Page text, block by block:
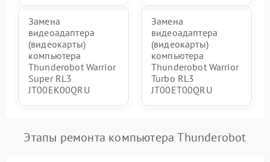
Замена
видеоадаптера
(видеокарты)
компьютера
Thunderobot Warrior
Super RL3
JT00EK00QRU
Замена
видеоадаптера
(видеокарты)
компьютера
Thunderobot Warrior
Turbo RL3
JT00ET00QRU
Этапы ремонта компьютера Thunderobot